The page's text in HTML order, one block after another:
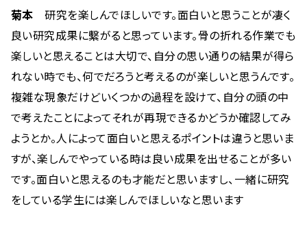
菊本 研究を楽しんでほしいです。面白いと思うことが凄く
良い研究成果に繫がると思っています。骨の折れる作業でも
楽しいと思えることは大切で、自分の思い通りの結果が得ら
れない時でも、何でだろうと考えるのが楽しいと思うんです。
複雑な現象だけどいくつかの過程を設けて、自分の頭の中
で考えたことによってそれが再現できるかどうか確認してみ
ようとか。人によって面白いと思えるポイントは違うと思いま
すが、楽しんでやっている時は良い成果を出せることが多い
です。面白いと思えるのも才能だと思いますし、一緒に研究
をしている学生には楽しんでほしいなと思います